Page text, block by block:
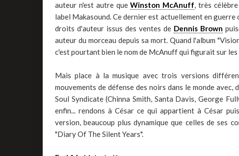
auteur n'est autre queWinston McAnuff, très
label Makasound. Ce dernier est actuellement en
droits d'auteur issus des ventes de Dennis Brown
auteur du morceau depuis sa mort. Quand l'album
c'est pourtant bien le nom de McAnuff qui figurait sur
Mais place à la musique avec trois versions
mouvements de défense des noirs dans le monde avec,
Soul Syndicate (Chinna Smith, Santa Davis, George
enfin... rendons à César ce qui appartient à César
version, beaucoup plus dynamique que celles de ses
"Diary Of The Silent Years".